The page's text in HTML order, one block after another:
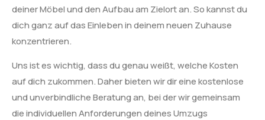
deiner Möbel und den Aufbau am Zielort an. So kannst du
dich ganz auf das Einleben in deinem neuen Zuhause
konzentrieren.
Uns ist es wichtig, dass du genau weißt, welche Kosten
auf dich zukommen. Daher bieten wir dir eine kostenlose
und unverbindliche Beratung an, bei der wir gemeinsam
die individuellen Anforderungen deines Umzugs